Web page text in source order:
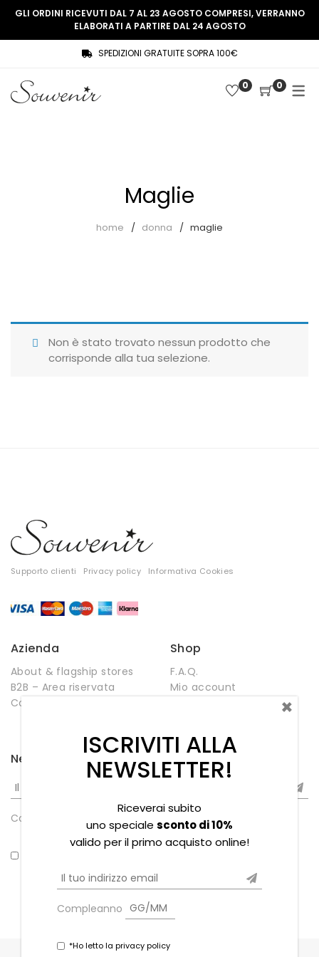
SHOP
Souvenir Privée
Giubbotti
Tute
Tutti
Gift Card
COLLEZIONE
THREE WOMEN, ONE MEMORY
GLI ORDINI RICEVUTI DAL 7 AL 23 AGOSTO COMPRESI, VERRANNO
ELABORATI A PARTIRE DAL 24 AGOSTO
SPEDIZIONI GRATUITE SOPRA 100€
0 0
Maglie
home donna maglie
Non è stato trovato nessun prodotto che
corrisponde alla tua selezione.
Supporto clienti Privacy policy Informativa Cookies
Azienda
About & flagship stores
B2B – Area riservata
Contatti
Shop
F.A.Q.
Mio account
Newsletter
Compleanno
ISCRIVITI ALLA
NEWSLETTER!
Riceverai subito
uno speciale sconto di 10%
valido per il primo acquisto online!
Compleanno
*Ho letto la privacy policy
×